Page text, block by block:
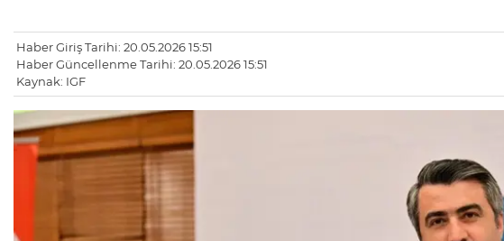
Haber Giriş Tarihi: 20.05.2026 15:51
Haber Güncellenme Tarihi: 20.05.2026 15:51
Kaynak: IGF